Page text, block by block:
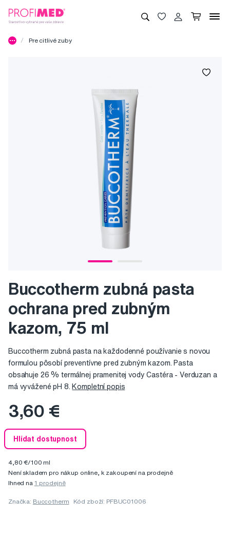
Pre citlivé zuby
Buccotherm zubná pasta
ochrana pred zubným
kazom, 75 ml
Buccotherm zubná pasta na každodenné používanie s novou
formulou pôsobí preventívne pred zubným kazom. Pasta
obsahuje 26 % termálnej pramenitej vody Castéra - Verduzan a
má vyvážené pH 8. Kompletní popis
3,60 €
Hlídat dostupnost
4,80 €/100 ml
Není skladem pro nákup online, k zakoupení na prodejně
Ihned na 1 prodejně
Značka: Buccotherm Kód zboží: PFBUC01006